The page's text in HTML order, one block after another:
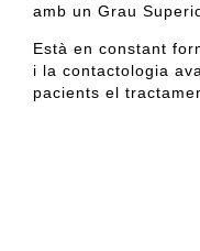
amb un Grau
Està en constant
i la contactologia
pacients el